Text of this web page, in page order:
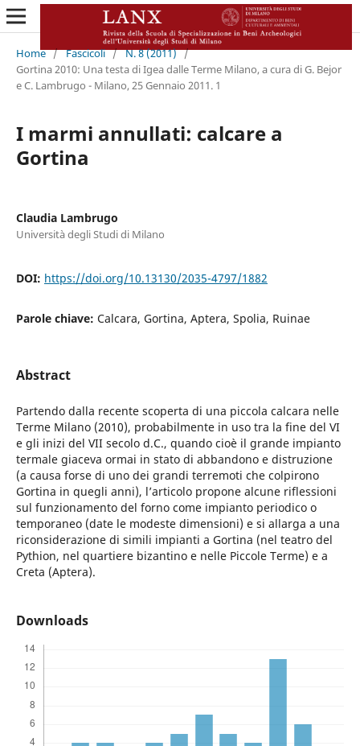
Home / Fascicoli / N. 8 (2011) /
Gortina 2010: Una testa di Igea dalle Terme Milano, a cura di G. Bejor
e C. Lambrugo - Milano, 25 Gennaio 2011. 1
I marmi annullati: calcare a
Gortina
Claudia Lambrugo
Università degli Studi di Milano
DOI: https://doi.org/10.13130/2035-4797/1882
Parole chiave: Calcara, Gortina, Aptera, Spolia, Ruinae
Abstract
Partendo dalla recente scoperta di una piccola calcara nelle
Terme Milano (2010), probabilmente in uso tra la fine del VI
e gli inizi del VII secolo d.C., quando cioè il grande impianto
termale giaceva ormai in stato di abbandono e distruzione
(a causa forse di uno dei grandi terremoti che colpirono
Gortina in quegli anni), l’articolo propone alcune riflessioni
sul funzionamento del forno come impianto periodico o
temporaneo (date le modeste dimensioni) e si allarga a una
riconsiderazione di simili impianti a Gortina (nel teatro del
Pythion, nel quartiere bizantino e nelle Piccole Terme) e a
Creta (Aptera).
Downloads